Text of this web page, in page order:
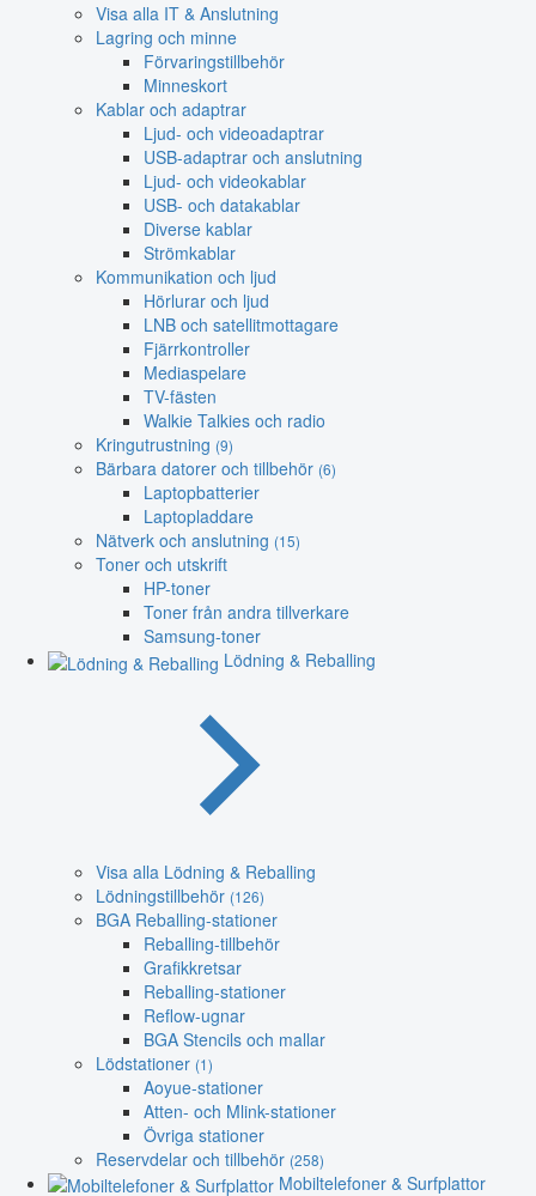
Visa alla IT & Anslutning
Lagring och minne
Förvaringstillbehör
Minneskort
Kablar och adaptrar
Ljud- och videoadaptrar
USB-adaptrar och anslutning
Ljud- och videokablar
USB- och datakablar
Diverse kablar
Strömkablar
Kommunikation och ljud
Hörlurar och ljud
LNB och satellitmottagare
Fjärrkontroller
Mediaspelare
TV-fästen
Walkie Talkies och radio
Kringutrustning (9)
Bärbara datorer och tillbehör (6)
Laptopbatterier
Laptopladdare
Nätverk och anslutning (15)
Toner och utskrift
HP-toner
Toner från andra tillverkare
Samsung-toner
Lödning & Reballing
Visa alla Lödning & Reballing
Lödningstillbehör (126)
BGA Reballing-stationer
Reballing-tillbehör
Grafikkretsar
Reballing-stationer
Reflow-ugnar
BGA Stencils och mallar
Lödstationer (1)
Aoyue-stationer
Atten- och Mlink-stationer
Övriga stationer
Reservdelar och tillbehör (258)
Mobiltelefoner & Surfplattor